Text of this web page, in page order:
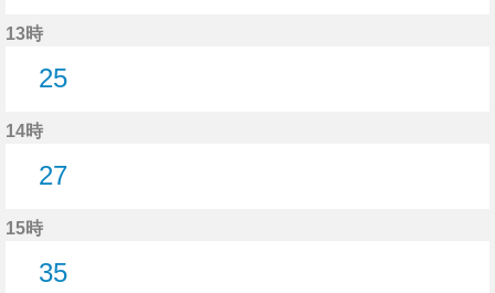
13時
25
14時
27
15時
35